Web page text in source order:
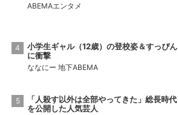
ABEMAエンタメ
小学生ギャル（12歳）の登校姿＆すっぴん
に衝撃
ななにー 地下ABEMA
「人殺す以外は全部やってきた」総長時代
を公開した人気芸人